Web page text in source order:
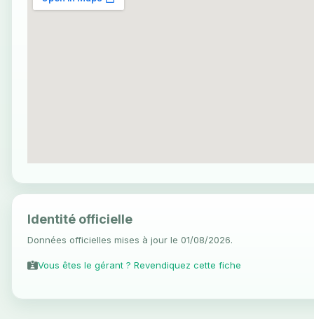
Identité officielle
Données officielles mises à jour le 01/08/2026.
Vous êtes le gérant ? Revendiquez cette fiche